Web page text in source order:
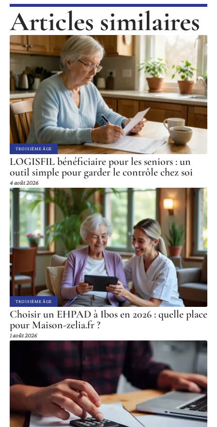
Articles similaires
TROISIÈME ÂGE
LOGISFIL bénéficiaire pour les seniors : un
outil simple pour garder le contrôle chez soi
4 août 2026
TROISIÈME ÂGE
Choisir un EHPAD à Ibos en 2026 : quelle place
pour Maison-zelia.fr ?
1 août 2026